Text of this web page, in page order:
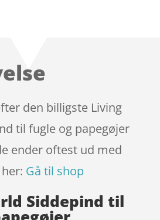
den billigste Living
til fugle og papegøjer
ender oftest ud med
Gå til shop
Siddepind til